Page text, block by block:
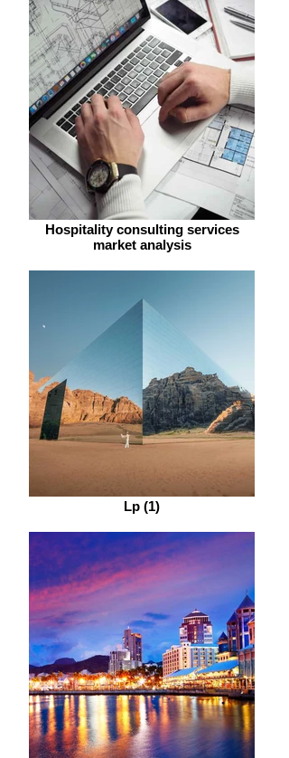
Hospitality consulting services
market analysis
Lp (1)